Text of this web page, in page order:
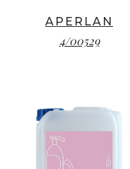
APERLAN
4/00529